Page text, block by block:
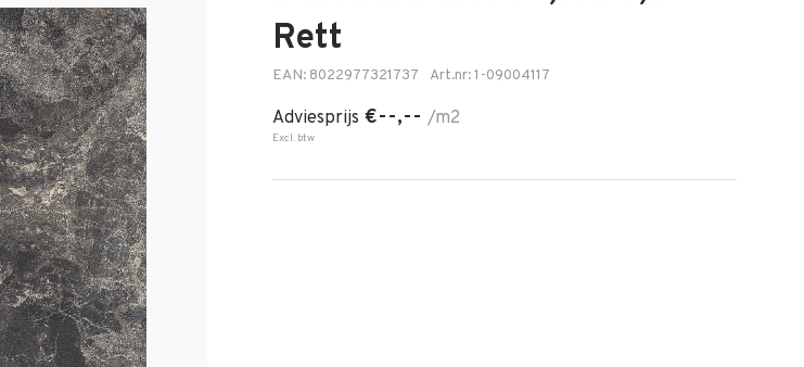
Rett
EAN: 8022977321737 Art.nr: 1-09004117
Adviesprijs €--,-- /m2
Excl. btw